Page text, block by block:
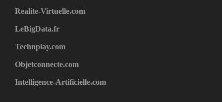
Realite-Virtuelle.com
LeBigData.fr
Technplay.com
Objetconnecte.com
Intelligence-Artificielle.com